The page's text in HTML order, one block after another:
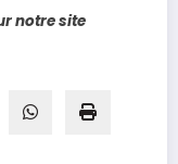
notre site